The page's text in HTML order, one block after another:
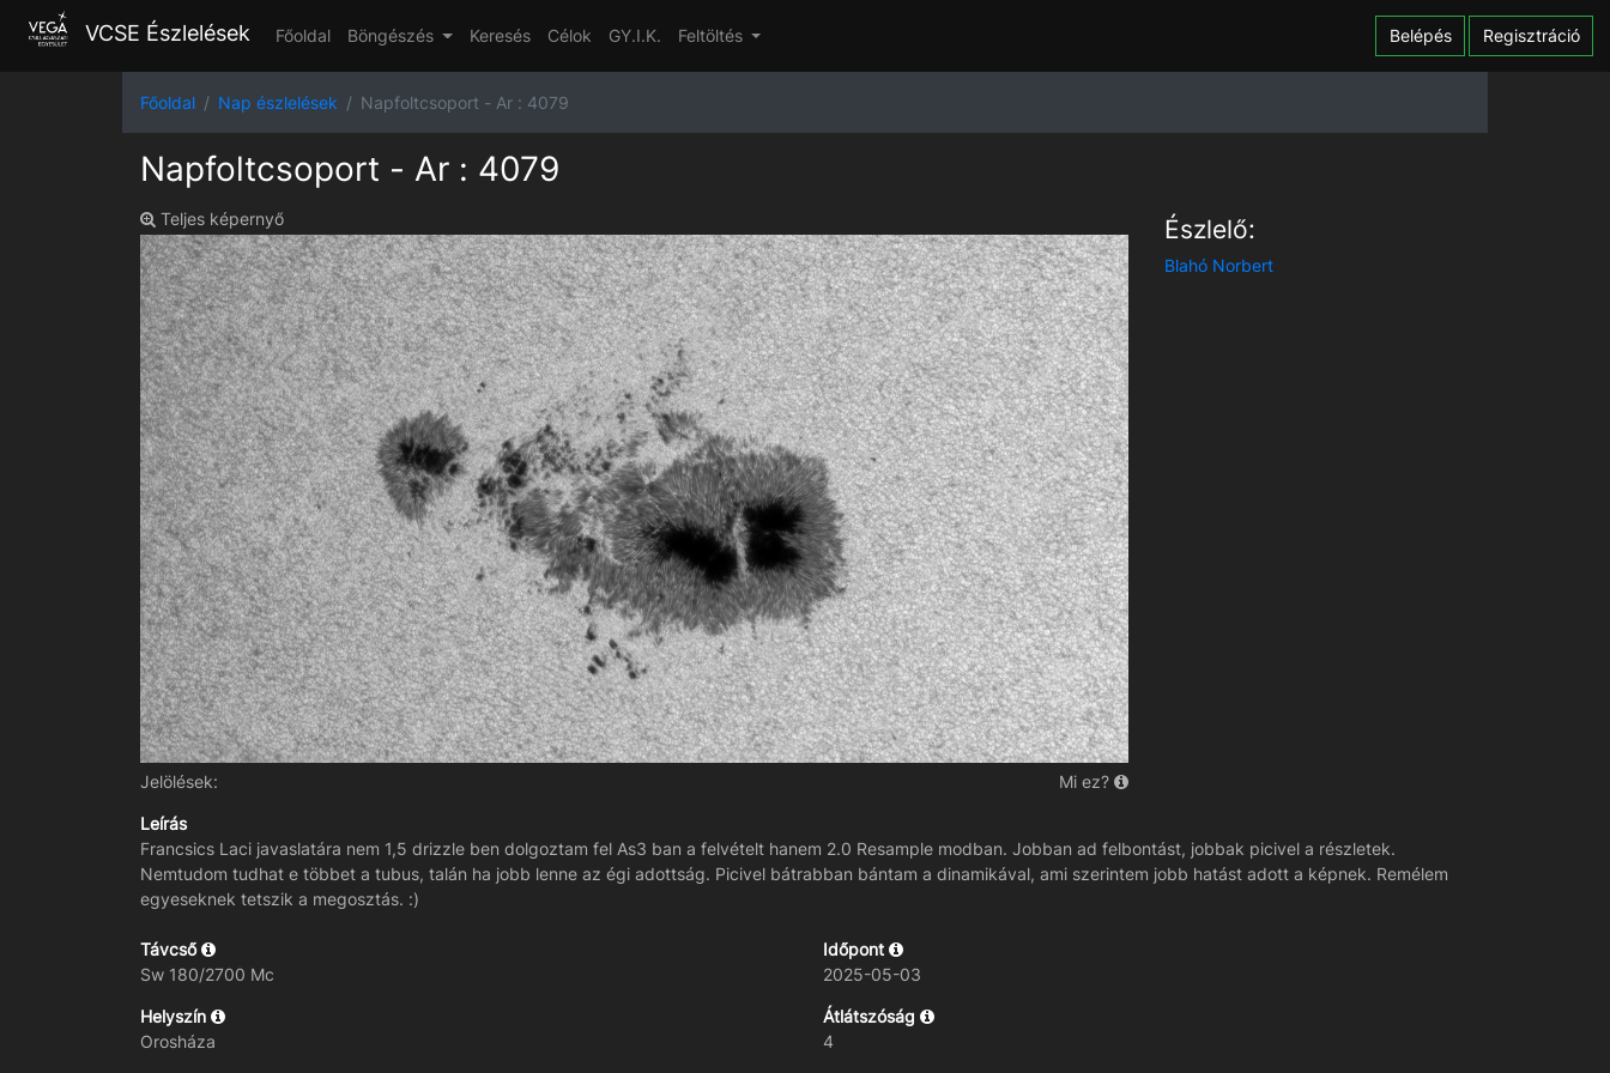
VCSE Észlelések Főoldal Böngészés Keresés Célok GY.I.K. Feltöltés Belépés Regisztráció
Főoldal Nap észlelések Napfoltcsoport - Ar : 4079
Napfoltcsoport - Ar : 4079
Teljes képernyő
Jelölések: Mi ez?
Észlelő:
Blahó Norbert
Leírás
Francsics Laci javaslatára nem 1,5 drizzle ben dolgoztam fel As3 ban a felvételt hanem 2.0 Resample modban. Jobban ad felbontást, jobbak picivel a részletek.
Nemtudom tudhat e többet a tubus, talán ha jobb lenne az égi adottság. Picivel bátrabban bántam a dinamikával, ami szerintem jobb hatást adott a képnek. Remélem
egyeseknek tetszik a megosztás. :)
Távcső
Sw 180/2700 Mc
Időpont
2025-05-03
Helyszín
Orosháza
Átlátszóság
4